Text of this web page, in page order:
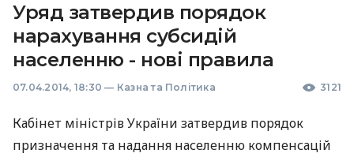
Уряд затвердив порядок
нарахування субсидій
населенню - нові правила
07.04.2014, 18:30 — Казна та Політика 3121
Кабінет міністрів України затвердив порядок
призначення та надання населенню компенсацій